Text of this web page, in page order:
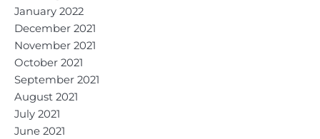
January 2022
December 2021
November 2021
October 2021
September 2021
August 2021
July 2021
June 2021